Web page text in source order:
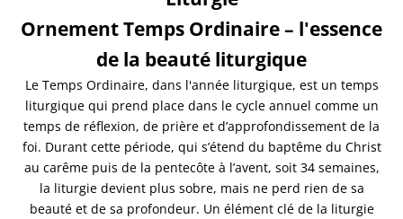
Ornement Temps Ordinaire – l'essence
de la beauté liturgique
Le Temps Ordinaire, dans l'année liturgique, est un temps
liturgique qui prend place dans le cycle annuel comme un
temps de réflexion, de prière et d’approfondissement de la
foi. Durant cette période, qui s’étend du baptême du Christ
au carême puis de la pentecôte à l’avent, soit 34 semaines,
la liturgie devient plus sobre, mais ne perd rien de sa
beauté et de sa profondeur. Un élément clé de la liturgie